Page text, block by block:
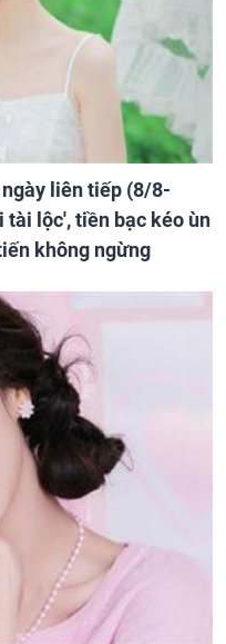
liên tiếp (8/8-
lộc', tiền bạc kéo ùn
không ngừng